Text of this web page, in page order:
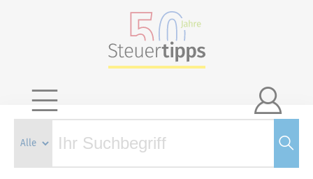
